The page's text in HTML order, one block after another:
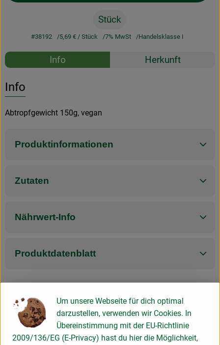
Stück
#38192 5,69 €/ Stück 7% MwSt Handelsklasse I
Rezepte
Info Herkunft
Info
Abtropfgewicht 150g, vegan
Produktinformationen
Zutaten
Nährwert-Info
Produktdatenblatt
Herkunft
Hersteller: CEST
Um unsere Webseite für dich optimal
darzustellen, verwenden wir Cookies. In
Übereinstimmung mit der EU-Richtlinie
2009/136/EG (E-Privacy) hast du hier die Möglichkeit,